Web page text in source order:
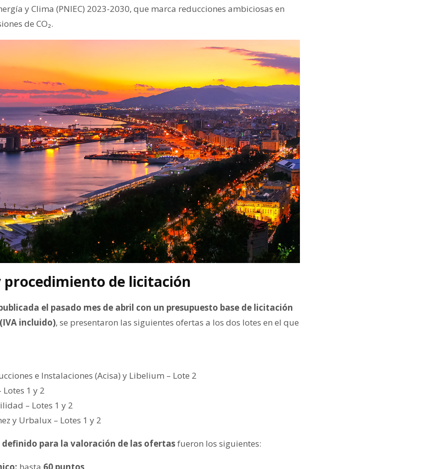
y Clima (PNIEC) 2023-2030, que marca reducciones ambiciosas en
de CO₂.
procedimiento de licitación
el pasado mes de abril con un presupuesto base de licitación
incluido), se presentaron las siguientes ofertas a los dos lotes en el que
e Instalaciones (Acisa) y Libelium – Lote 2
1 y 2
– Lotes 1 y 2
y Urbalux – Lotes 1 y 2
definido para la valoración de las ofertasfueron los siguientes:
hasta 60 puntos